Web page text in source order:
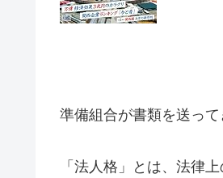
準備組合が書類を送っ
「法人格」とは、法律